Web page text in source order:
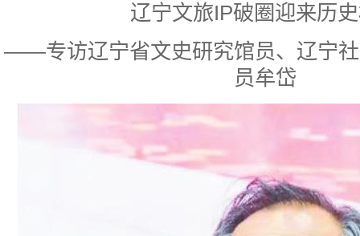
辽宁文旅IP破圈迎来历
——专访辽宁省文史研究馆员、辽宁
员牟岱